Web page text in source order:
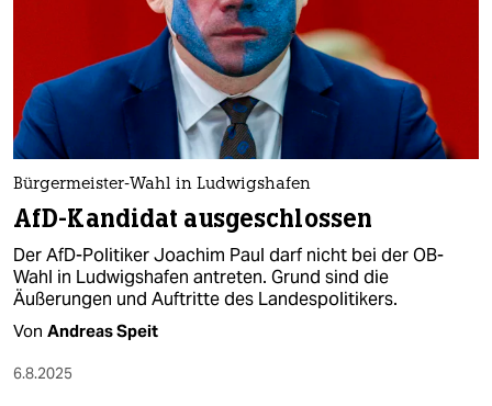
Bürgermeister-Wahl in Ludwigshafen
AfD-Kandidat ausgeschlossen
Der AfD-Politiker Joachim Paul darf nicht bei der OB-
Wahl in Ludwigshafen antreten. Grund sind die
Äußerungen und Auftritte des Landespolitikers.
Von Andreas Speit
6.8.2025